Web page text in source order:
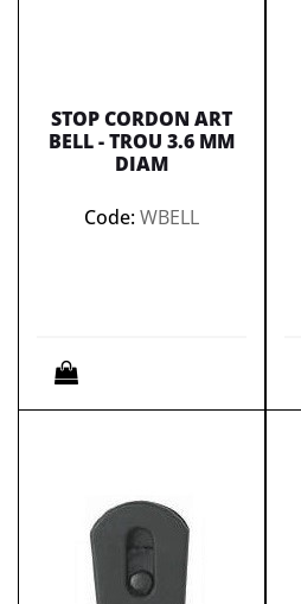
STOP CORDON ART
BELL - TROU 3.6 MM
DIAM
Code:WBELL
Quantità